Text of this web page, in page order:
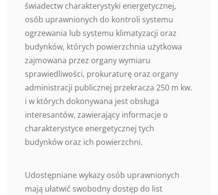
świadectw charakterystyki energetycznej,
osób uprawnionych do kontroli systemu
ogrzewania lub systemu klimatyzacji oraz
budynków, których powierzchnia użytkowa
zajmowana przez organy wymiaru
sprawiedliwości, prokuraturę oraz organy
administracji publicznej przekracza 250 m kw.
i w których dokonywana jest obsługa
interesantów, zawierający informacje o
charakterystyce energetycznej tych
budynków oraz ich powierzchni.
Udostępniane wykazy osób uprawnionych
mają ułatwić swobodny dostęp do list